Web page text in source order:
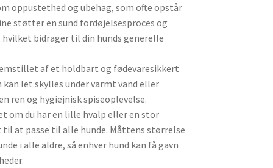
oppustethed og ubehag, som ofte opstår
støtter en sund fordøjelsesproces og
bidrager til din hunds generelle
af et holdbart og fødevaresikkert
let skylles under varmt vand eller
ren og hygiejnisk spiseoplevelse.
om du har en lille hvalp eller en stor
til at passe til alle hunde. Måttens størrelse
i alle aldre, så enhver hund kan få gavn